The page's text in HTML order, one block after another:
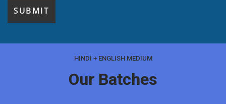
HINDI + ENGLISH MEDIUM
Our Batches